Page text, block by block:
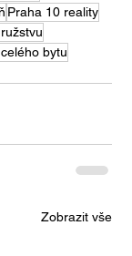
Praha 10 reality
bytu
Zobrazit vše